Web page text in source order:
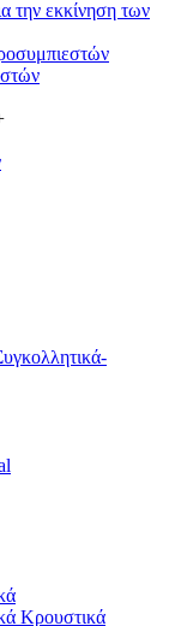
την εκκίνηση των
Κρουστικά